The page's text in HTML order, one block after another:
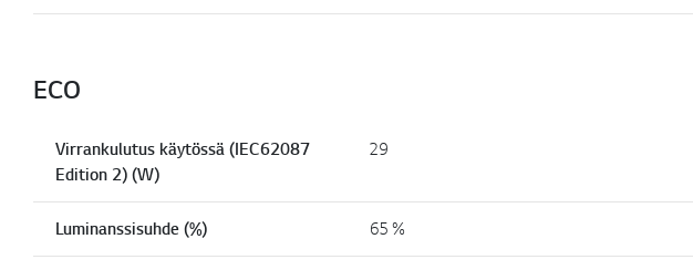
ECO
Virrankulutus käytössä (IEC62087
Edition 2) (W)
29
Luminanssisuhde (%) 65 %